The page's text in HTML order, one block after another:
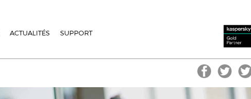
ACTUALITÉS SUPPORT